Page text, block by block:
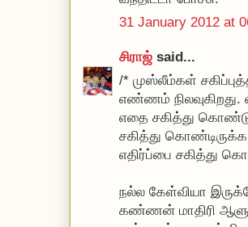
31 January 2012 at
சிராஜ் said...
/* முஸ்லீம்கள்
எண்ணம்
எதை சகித்து
சகித்து
எதிர்ப்பை சகித்து
நல்ல கேள்வியா
கண்ணன் மாதிரி